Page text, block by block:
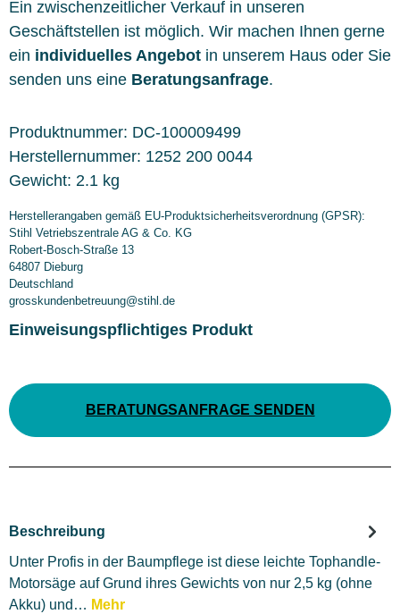
Ein zwischenzeitlicher Verkauf in unseren
Geschäftstellen ist möglich. Wir machen Ihnen gerne
ein individuelles Angebot in unserem Haus oder Sie
senden uns eine Beratungsanfrage.
Produktnummer: DC-100009499
Herstellernummer: 1252 200 0044
Gewicht: 2.1 kg
Herstellerangaben gemäß EU-Produktsicherheitsverordnung (GPSR):
Stihl Vetriebszentrale AG & Co. KG
Robert-Bosch-Straße 13
64807 Dieburg
Deutschland
grosskundenbetreuung@stihl.de
Einweisungspflichtiges Produkt
BERATUNGSANFRAGE SENDEN
Beschreibung
Unter Profis in der Baumpflege ist diese leichte Tophandle-
Motorsäge auf Grund ihres Gewichts von nur 2,5 kg (ohne
Akku) und… Mehr